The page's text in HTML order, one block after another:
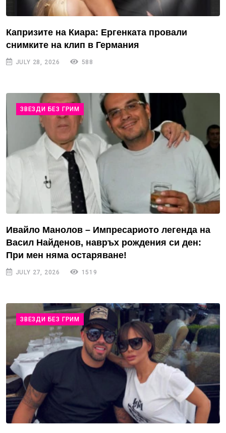
Капризите на Киара: Ергенката провали
снимките на клип в Германия
JULY 28, 2026 588
ЗВЕЗДИ БЕЗ ГРИМ
Ивайло Манолов – Импресариото легенда на
Васил Найденов, навръх рождения си ден:
При мен няма остаряване!
JULY 27, 2026 1519
ЗВЕЗДИ БЕЗ ГРИМ